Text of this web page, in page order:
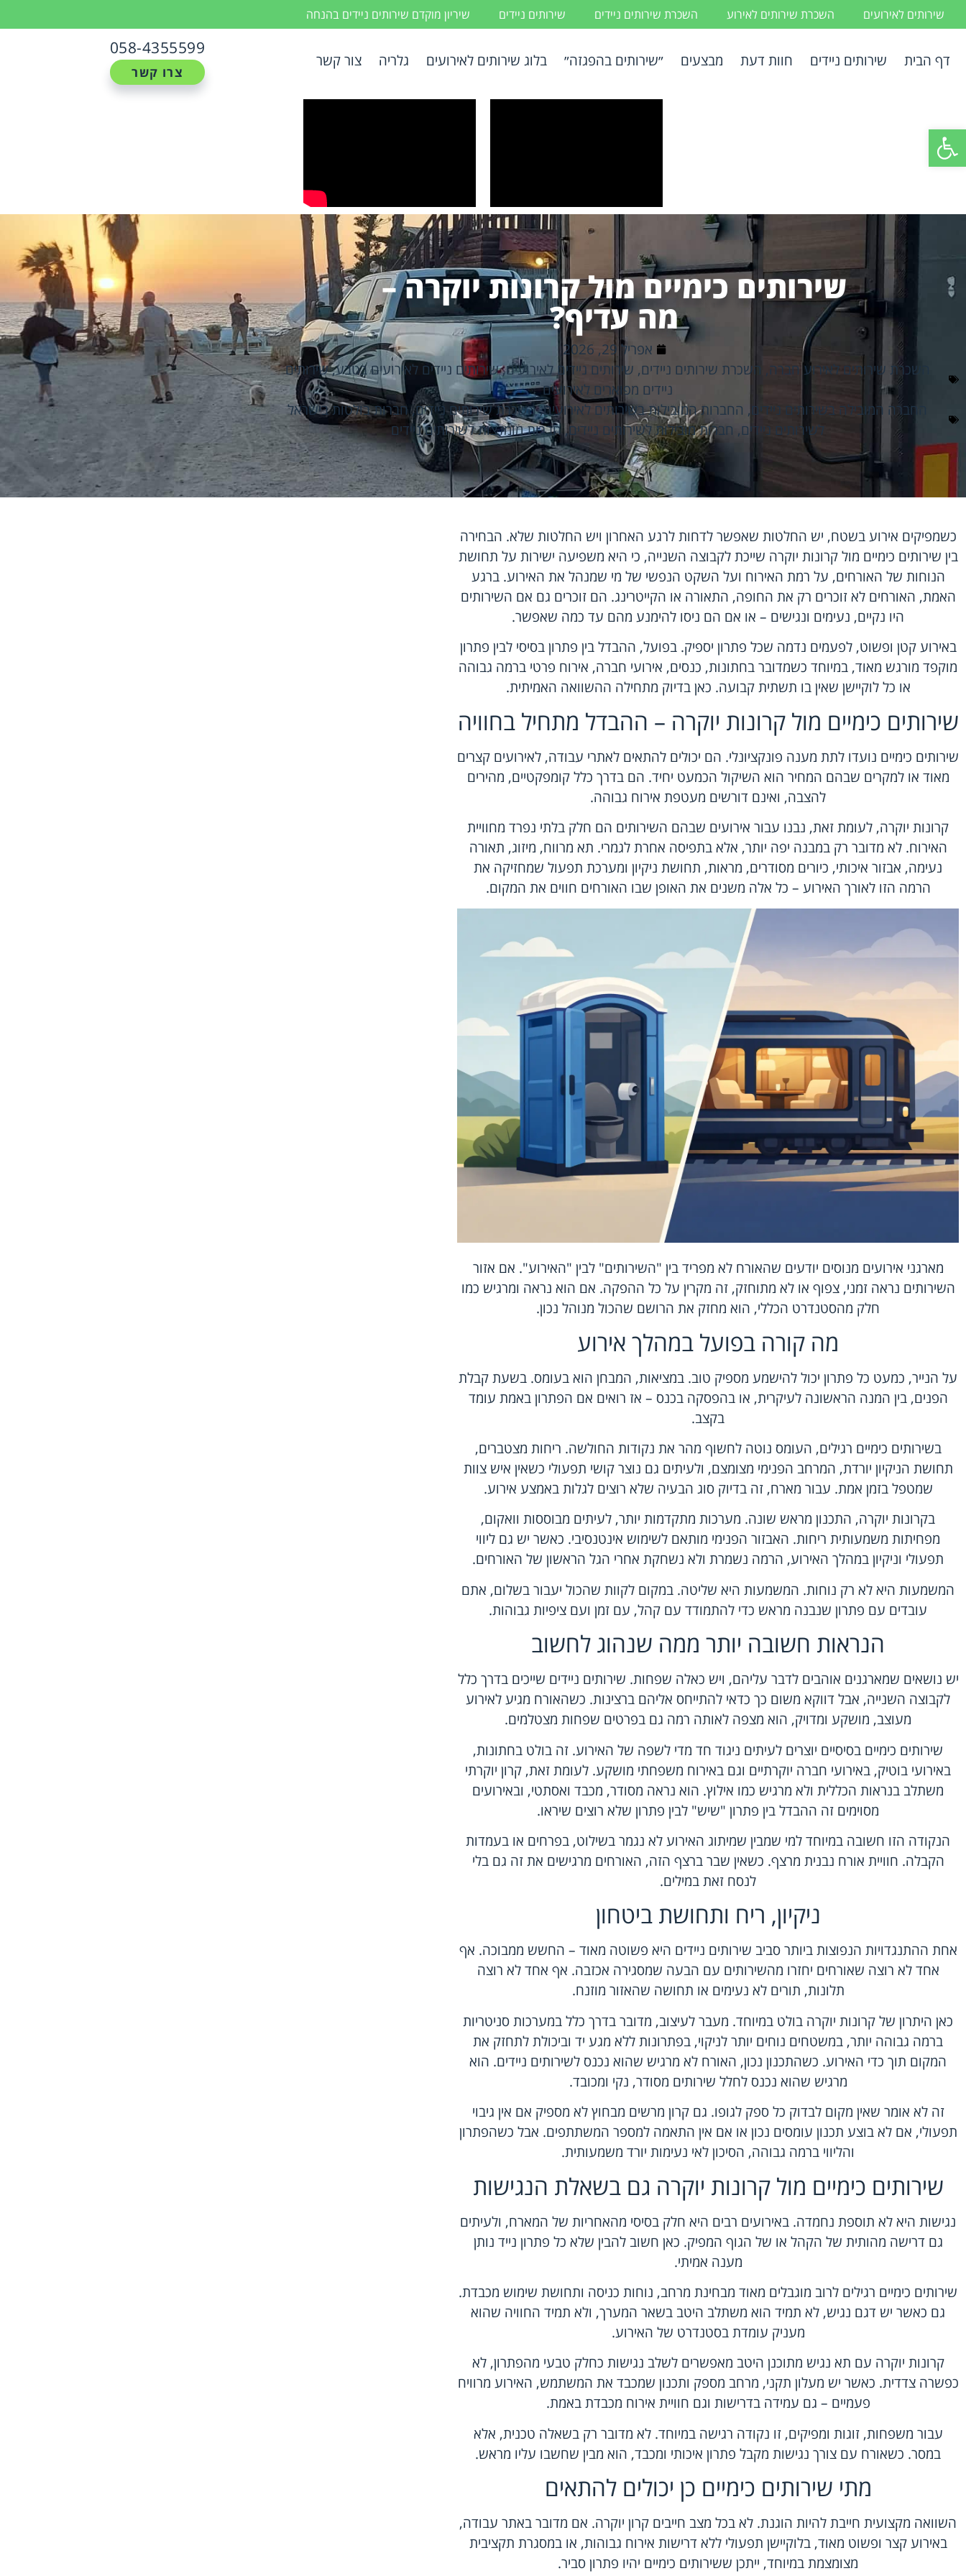
פתח סרגל נגישות
שירותים לאירועים השכרת שירותים לאירוע השכרת שירותים ניידים שירותים ניידים שיריון מוקדם שירותים ניידים בהנחה
דף הבית שירותים ניידים חוות דעת מבצעים ״שירותים בהפגזה״ בלוג שירותים לאירועים גלריה צור קשר
058-4355599
צרו קשר
שירותים כימיים מול קרונות יוקרה –
מה עדיף?
אפריל 29, 2026
השכרת שירותים לאירוע חברה, השכרת שירותים ניידים, שירותים ניידים לאירועים,שירותים ניידים לאירועים בטבע,שירותים
ניידים מפוארים לאירועים
החברה המובילה בשירותים ניידים , החברות המובילות בשירותים לאירועים,השכרת שירותים ניידים,חברות בולטות בישראל
לשירותים ניידים, חברות מובילות לשירותים ניידים,חברות מומלצות לשירותים ניידים
כשמפיקים אירוע בשטח, יש החלטות שאפשר לדחות לרגע האחרון ויש החלטות שלא. הבחירה
בין שירותים כימיים מול קרונות יוקרה שייכת לקבוצה השנייה, כי היא משפיעה ישירות על תחושת
הנוחות של האורחים, על רמת האירוח ועל השקט הנפשי של מי שמנהל את האירוע. ברגע
האמת, האורחים לא זוכרים רק את החופה, התאורה או הקייטרינג. הם זוכרים גם אם השירותים
היו נקיים, נעימים ונגישים – או אם הם ניסו להימנע מהם עד כמה שאפשר.
באירוע קטן ופשוט, לפעמים נדמה שכל פתרון יספיק. בפועל, ההבדל בין פתרון בסיסי לבין פתרון
מוקפד מורגש מאוד, במיוחד כשמדובר בחתונות, כנסים, אירועי חברה, אירוח פרטי ברמה גבוהה
או כל לוקיישן שאין בו תשתית קבועה. כאן בדיוק מתחילה ההשוואה האמיתית.
שירותים כימיים מול קרונות יוקרה – ההבדל מתחיל בחוויה
שירותים כימיים נועדו לתת מענה פונקציונלי. הם יכולים להתאים לאתרי עבודה, לאירועים קצרים
מאוד או למקרים שבהם המחיר הוא השיקול הכמעט יחיד. הם בדרך כלל קומפקטיים, מהירים
להצבה, ואינם דורשים מעטפת אירוח גבוהה.
קרונות יוקרה, לעומת זאת, נבנו עבור אירועים שבהם השירותים הם חלק בלתי נפרד מחוויית
האירוח. לא מדובר רק במבנה יפה יותר, אלא בתפיסה אחרת לגמרי. תא מרווח, מיזוג, תאורה
נעימה, אבזור איכותי, כיורים מסודרים, מראות, תחושת ניקיון ומערכת תפעול שמחזיקה את
הרמה הזו לאורך האירוע – כל אלה משנים את האופן שבו האורחים חווים את המקום.
מארגני אירועים מנוסים יודעים שהאורח לא מפריד בין "השירותים" לבין "האירוע". אם אזור
השירותים נראה זמני, צפוף או לא מתוחזק, זה מקרין על כל ההפקה. אם הוא נראה ומרגיש כמו
חלק מהסטנדרט הכללי, הוא מחזק את הרושם שהכול מנוהל נכון.
מה קורה בפועל במהלך אירוע
על הנייר, כמעט כל פתרון יכול להישמע מספיק טוב. במציאות, המבחן הוא בעומס. בשעת קבלת
הפנים, בין המנה הראשונה לעיקרית, או בהפסקה בכנס – אז רואים אם הפתרון באמת עומד
בקצב.
בשירותים כימיים רגילים, העומס נוטה לחשוף מהר את נקודות החולשה. ריחות מצטברים,
תחושת הניקיון יורדת, המרחב הפנימי מצומצם, ולעיתים גם נוצר קושי תפעולי כשאין איש צוות
שמטפל בזמן אמת. עבור מארח, זה בדיוק סוג הבעיה שלא רוצים לגלות באמצע אירוע.
בקרונות יוקרה, התכנון מראש שונה. מערכות מתקדמות יותר, לעיתים מבוססות וואקום,
מפחיתות משמעותית ריחות. האבזור הפנימי מותאם לשימוש אינטנסיבי. כאשר יש גם ליווי
תפעולי וניקיון במהלך האירוע, הרמה נשמרת ולא נשחקת אחרי הגל הראשון של האורחים.
המשמעות היא לא רק נוחות. המשמעות היא שליטה. במקום לקוות שהכול יעבור בשלום, אתם
עובדים עם פתרון שנבנה מראש כדי להתמודד עם קהל, עם זמן ועם ציפיות גבוהות.
הנראות חשובה יותר ממה שנהוג לחשוב
יש נושאים שמארגנים אוהבים לדבר עליהם, ויש כאלה שפחות. שירותים ניידים שייכים בדרך כלל
לקבוצה השנייה, אבל דווקא משום כך כדאי להתייחס אליהם ברצינות. כשהאורח מגיע לאירוע
מעוצב, מושקע ומדויק, הוא מצפה לאותה רמה גם בפרטים שפחות מצטלמים.
שירותים כימיים בסיסיים יוצרים לעיתים ניגוד חד מדי לשפה של האירוע. זה בולט בחתונות,
באירועי בוטיק, באירועי חברה יוקרתיים וגם באירוח משפחתי מושקע. לעומת זאת, קרון יוקרתי
משתלב בנראות הכללית ולא מרגיש כמו אילוץ. הוא נראה מסודר, מכבד ואסתטי, ובאירועים
מסוימים זה ההבדל בין פתרון "שיש" לבין פתרון שלא רוצים שיראו.
הנקודה הזו חשובה במיוחד למי שמבין שמיתוג האירוע לא נגמר בשילוט, בפרחים או בעמדות
הקבלה. חוויית אורח נבנית מרצף. כשאין שבר ברצף הזה, האורחים מרגישים את זה גם בלי
לנסח זאת במילים.
ניקיון, ריח ותחושת ביטחון
אחת ההתנגדויות הנפוצות ביותר סביב שירותים ניידים היא פשוטה מאוד – החשש ממבוכה. אף
אחד לא רוצה שאורחים יחזרו מהשירותים עם הבעה שמסגירה אכזבה. אף אחד לא רוצה
תלונות, תורים לא נעימים או תחושה שהאזור מוזנח.
כאן היתרון של קרונות יוקרה בולט במיוחד. מעבר לעיצוב, מדובר בדרך כלל במערכות סניטריות
ברמה גבוהה יותר, במשטחים נוחים יותר לניקוי, בפתרונות ללא מגע יד וביכולת לתחזק את
המקום תוך כדי האירוע. כשהתכנון נכון, האורח לא מרגיש שהוא נכנס לשירותים ניידים. הוא
מרגיש שהוא נכנס לחלל שירותים מסודר, נקי ומכובד.
זה לא אומר שאין מקום לבדוק כל ספק לגופו. גם קרון מרשים מבחוץ לא מספיק אם אין גיבוי
תפעולי, אם לא בוצע תכנון עומסים נכון או אם אין התאמה למספר המשתתפים. אבל כשהפתרון
והליווי ברמה גבוהה, הסיכון לאי נעימות יורד משמעותית.
שירותים כימיים מול קרונות יוקרה גם בשאלת הנגישות
נגישות היא לא תוספת נחמדה. באירועים רבים היא חלק בסיסי מהאחריות של המארח, ולעיתים
גם דרישה מהותית של הקהל או של הגוף המפיק. כאן חשוב להבין שלא כל פתרון נייד נותן
מענה אמיתי.
שירותים כימיים רגילים לרוב מוגבלים מאוד מבחינת מרחב, נוחות כניסה ותחושת שימוש מכבדת.
גם כאשר יש דגם נגיש, לא תמיד הוא משתלב היטב בשאר המערך, ולא תמיד החוויה שהוא
מעניק עומדת בסטנדרט של האירוע.
קרונות יוקרה עם תא נגיש מתוכנן היטב מאפשרים לשלב נגישות כחלק טבעי מהפתרון, לא
כפשרה צדדית. כאשר יש מעלון תקני, מרחב מספק ותכנון שמכבד את המשתמש, האירוע מרוויח
פעמיים – גם עמידה בדרישות וגם חוויית אירוח מכבדת באמת.
עבור משפחות, זוגות ומפיקים, זו נקודה רגישה במיוחד. לא מדובר רק בשאלה טכנית, אלא
במסר. כשאורח עם צורך נגישות מקבל פתרון איכותי ומכבד, הוא מבין שחשבו עליו מראש.
מתי שירותים כימיים כן יכולים להתאים
השוואה מקצועית חייבת להיות הוגנת. לא בכל מצב חייבים קרון יוקרה. אם מדובר באתר עבודה,
באירוע קצר ופשוט מאוד, בלוקיישן תפעולי ללא דרישות אירוח גבוהות, או במסגרת תקציבית
מצומצמת במיוחד, ייתכן ששירותים כימיים יהיו פתרון סביר.